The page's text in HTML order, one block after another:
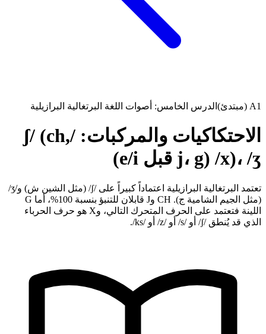
A1 (مبتدئ) الدرس الخامس: أصوات اللغة البرتغالية البرازيلية
الاحتكاكيات والمركبات: /ʃ/ (ch,
x)، /ʒ/ (j، g قبل e/i)
تعتمد البرتغالية البرازيلية اعتماداً كبيراً على /ʃ/ (مثل الشين ش) و/ʒ/
(مثل الجيم الشامية ج). CH وJ قابلان للتنبؤ بنسبة 100%، أما G
اللينة فتعتمد على الحرف المتحرك التالي، وX هو حرف الحرباء
الذي قد يُنطق /ʃ/ أو /s/ أو /z/ أو /ks/.